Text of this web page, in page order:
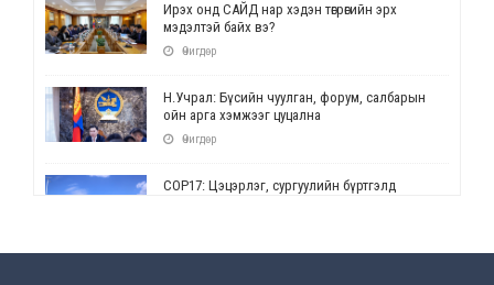
Ирэх онд САЙД нар хэдэн төгрөгийн эрх
мэдэлтэй байх вэ?
Өчигдөр
Н.Учрал: Бүсийн чуулган, форум, салбарын
ойн арга хэмжээг цуцална
Өчигдөр
СОР17: Цэцэрлэг, сургуулийн бүртгэлд